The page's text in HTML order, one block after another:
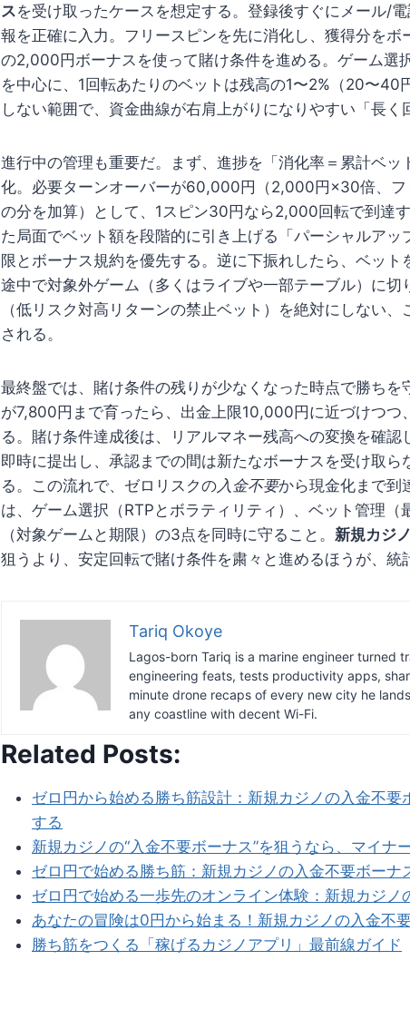
スを受け取ったケースを想定する。登録後すぐにメール/
報を正確に入力。フリースピンを先に消化し、獲得分を
の2,000円ボーナスを使って賭け条件を進める。ゲーム選
を中心に、1回転あたりのベットは残高の1〜2%（20〜40
しない範囲で、資金曲線が右肩上がりになりやすい「長く
進行中の管理も重要だ。まず、進捗を「消化率＝累計ベッ
化。必要ターンオーバーが60,000円（2,000円×30倍、フ
の分を加算）として、1スピン30円なら2,000回転で到達
た局面でベット額を段階的に引き上げる「パーシャルアッ
限とボーナス規約を優先する。逆に下振れしたら、ベット
途中で対象外ゲーム（多くはライブや一部テーブル）に
（低リスク対高リターンの禁止ベット）を絶対にしない
される。
最終盤では、賭け条件の残りが少なくなった時点で勝ち
が7,800円まで育ったら、出金上限10,000円に近づけつつ
る。賭け条件達成後は、リアルマネー残高への変換を確認
即時に提出し、承認までの間は新たなボーナスを受け取
る。この流れで、ゼロリスクの 入金不要から現金化まで到
は、ゲーム選択（RTPとボラティリティ）、ベット管理（
（対象ゲームと期限）の3点を同時に守ること。 新規カジ
狙うより、安定回転で賭け条件を粛々と進めるほうが、統
Tariq Okoye
Lagos-born Tariq is a marine engineer turned
engineering feats, tests productivity apps,
minute drone recaps of every new city he
any coastline with decent Wi-Fi.
Related Posts:
ゼロ円から始める勝ち筋設計：新規カジノの入金不要
する
新規カジノの“入金不要ボーナス”を狙うなら、マイナ
ゼロ円で始める勝ち筋：新規カジノの入金不要ボーナ
ゼロ円で始める一歩先のオンライン体験：新規カジノ
あなたの冒険は0円から始まる！新規カジノの入金不
勝ち筋をつくる「稼げるカジノアプリ」最前線ガイド